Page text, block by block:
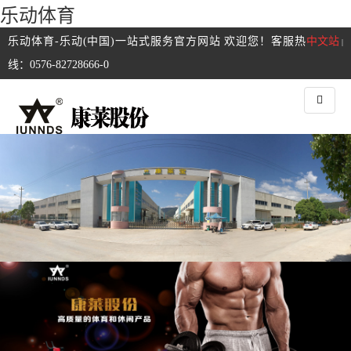
乐动体育
中文站 |
乐动体育-乐动(中国)一站式服务官方网站 欢迎您！客服热
线：0576-82728666-0